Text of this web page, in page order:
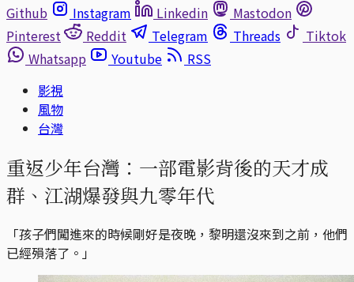
Github
Instagram Linkedin
Mastodon
Pinterest
Reddit Telegram Threads
Tiktok
Whatsapp
Youtube
RSS
影視
風物
台灣
重返少年台灣：一部電影背後的天才成
群、江湖爆發與九零年代
「孩子們闖進來的時候剛好是夜晚，黎明還沒來到之前，他們
已經殞落了。」